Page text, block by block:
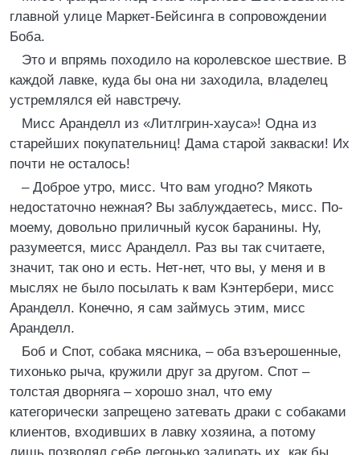
главной улице Маркет-Бейсинга в сопровождении
Боба.
Это и впрямь походило на королевское шествие. В
каждой лавке, куда бы она ни заходила, владелец
устремлялся ей навстречу.
Мисс Аранделл из «Литлгрин-хауса»! Одна из
старейших покупательниц! Дама старой закваски! Их
почти не осталось!
– Доброе утро, мисс. Что вам угодно? Мякоть
недостаточно нежная? Вы заблуждаетесь, мисс. По-
моему, довольно приличный кусок баранины. Ну,
разумеется, мисс Аранделл. Раз вы так считаете,
значит, так оно и есть. Нет-нет, что вы, у меня и в
мыслях не было посылать к вам Кэнтербери, мисс
Аранделл. Конечно, я сам займусь этим, мисс
Аранделл.
Боб и Спот, собака мясника, – оба взъерошенные,
тихонько рыча, кружили друг за другом. Спот –
толстая дворняга – хорошо знал, что ему
категорически запрещено затевать драки с собаками
клиентов, входивших в лавку хозяина, а потому